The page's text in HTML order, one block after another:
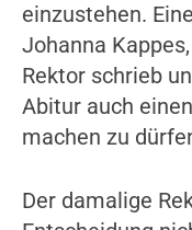
einzustehen.
Johanna
Rektor schrieb
Abitur auch
machen zu
Der damalige